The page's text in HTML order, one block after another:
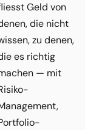
Geld von
die nicht
zu denen,
es richtig
— mit